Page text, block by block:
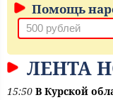
Помощь
ЛЕНТА
15:50 В Курской